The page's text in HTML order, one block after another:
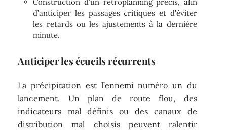
Construction d’un rétroplanning précis, afin
d’anticiper les passages critiques et d’éviter
les retards ou les ajustements à la dernière
minute.
Anticiper les écueils récurrents
La précipitation est l’ennemi numéro un du
lancement. Un plan de route flou, des
indicateurs mal définis ou des canaux de
distribution mal choisis peuvent ralentir